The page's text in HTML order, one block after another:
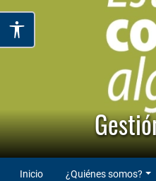
Inicio ¿Quiénes somos?